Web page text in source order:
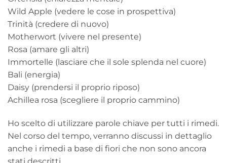
Wild Apple (vedere le cose in prospettiva)
Trinità (credere di nuovo)
Motherwort (vivere nel presente)
Rosa (amare gli altri)
Immortelle (lasciare che il sole splenda nel cuore)
Bali (energia)
Daisy (prendersi il proprio riposo)
Achillea rosa (scegliere il proprio cammino)
Ho scelto di utilizzare parole chiave per tutti i rimedi.
Nel corso del tempo, verranno discussi in dettaglio
anche i rimedi a base di fiori che non sono ancora